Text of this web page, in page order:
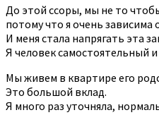
До этой ссоры, мы не то
потому что я очень
И меня стала напрягать эта
Я человек самостоятельный
Мы живем в квартире его
Это большой вклад.
Я много раз уточняла,